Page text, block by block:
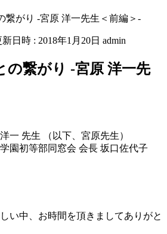
繋がり -宮原 洋一先生＜前編＞-
日時 : 2018年1月20日 admin
の繋がり -宮原 洋一先
生 （以下、宮原先生）
園初等部同窓会 会長 坂口佐代子
い中、お時間を頂きましてありがと